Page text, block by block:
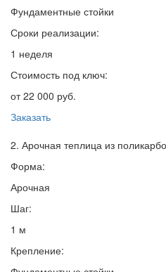
Фундаментные стойки
Сроки реализации:
1 неделя
Стоимость под ключ:
от 22 000 руб.
Заказать
2. Арочная теплица из
Форма:
Арочная
Шаг:
1 м
Крепление: